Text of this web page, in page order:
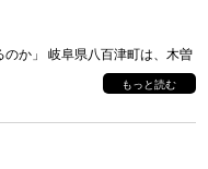
のか」 岐阜県八百津町は、木曽
もっと読む